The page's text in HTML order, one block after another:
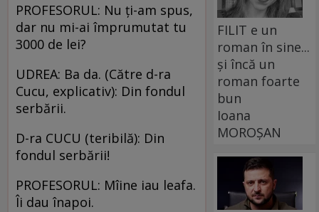
PROFESORUL: Nu ţi-am spus,
dar nu mi-ai împrumutat tu
3000 de lei?
UDREA: Ba da. (Către d-ra
Cucu, explicativ): Din fondul
serbării.
D-ra CUCU (teribilă): Din
fondul serbării!
PROFESORUL: Mîine iau leafa.
Îi dau înapoi.
FILIT e un
roman în sine...
și încă un
roman foarte
bun
Ioana
MOROȘAN